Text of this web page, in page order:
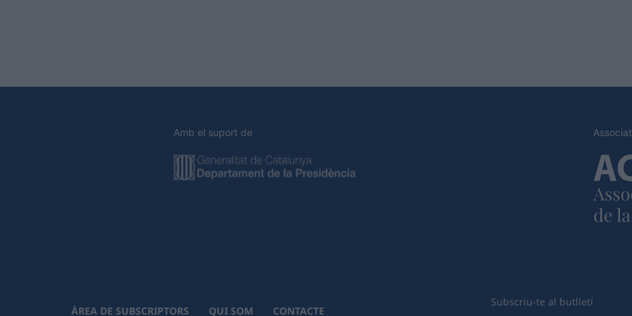
Amb el suport de
ÀREA DE SUBSCRIPTORS QUI SOM CONTACTE
Subscriu-te al butlletí